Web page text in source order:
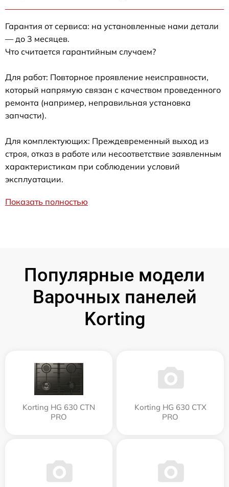
Гарантия от сервиса: на установленные нами детали
— до 3 месяцев.
Что считается гарантийным случаем?
Для работ: Повторное проявление неисправности,
который напрямую связан с качеством проведенного
ремонта (например, неправильная установка
запчасти).
Для комплектующих: Преждевременный выход из
строя, отказ в работе или несоответствие заявленным
характеристикам при соблюдении условий
эксплуатации.
Показать полностью
Популярные модели
Варочных панелей
Korting
Korting HG 630 CTN
PRO
Korting HG 630 CTX
PRO